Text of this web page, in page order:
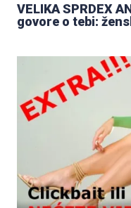
VELIKA SPRDEX
govore o tebi: